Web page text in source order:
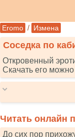
Eromo / Измена
Соседка по
Откровенный
Скачать его
Читать онлайн
До сих пор